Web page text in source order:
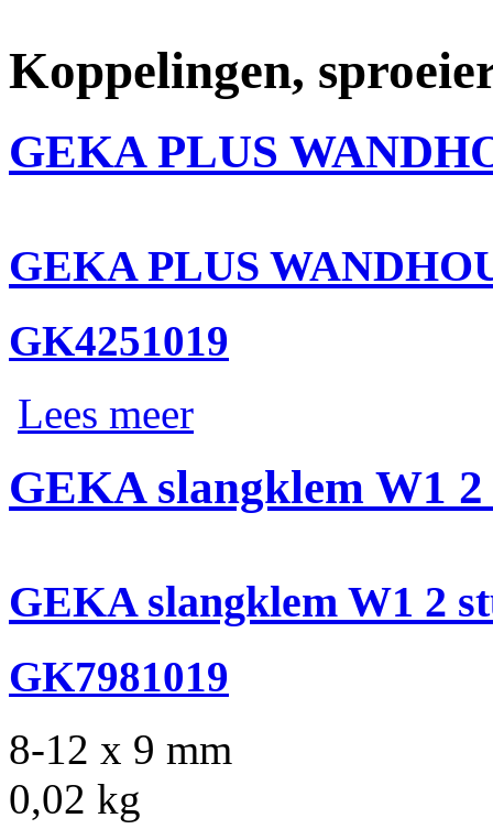
Koppelingen,
GEKA PLUS
GEKA PLUS
GK4251019
Lees meer
GEKA slangklem W1
GEKA slangklem W1 2
GK7981019
8-12 x 9 mm
0,02 kg